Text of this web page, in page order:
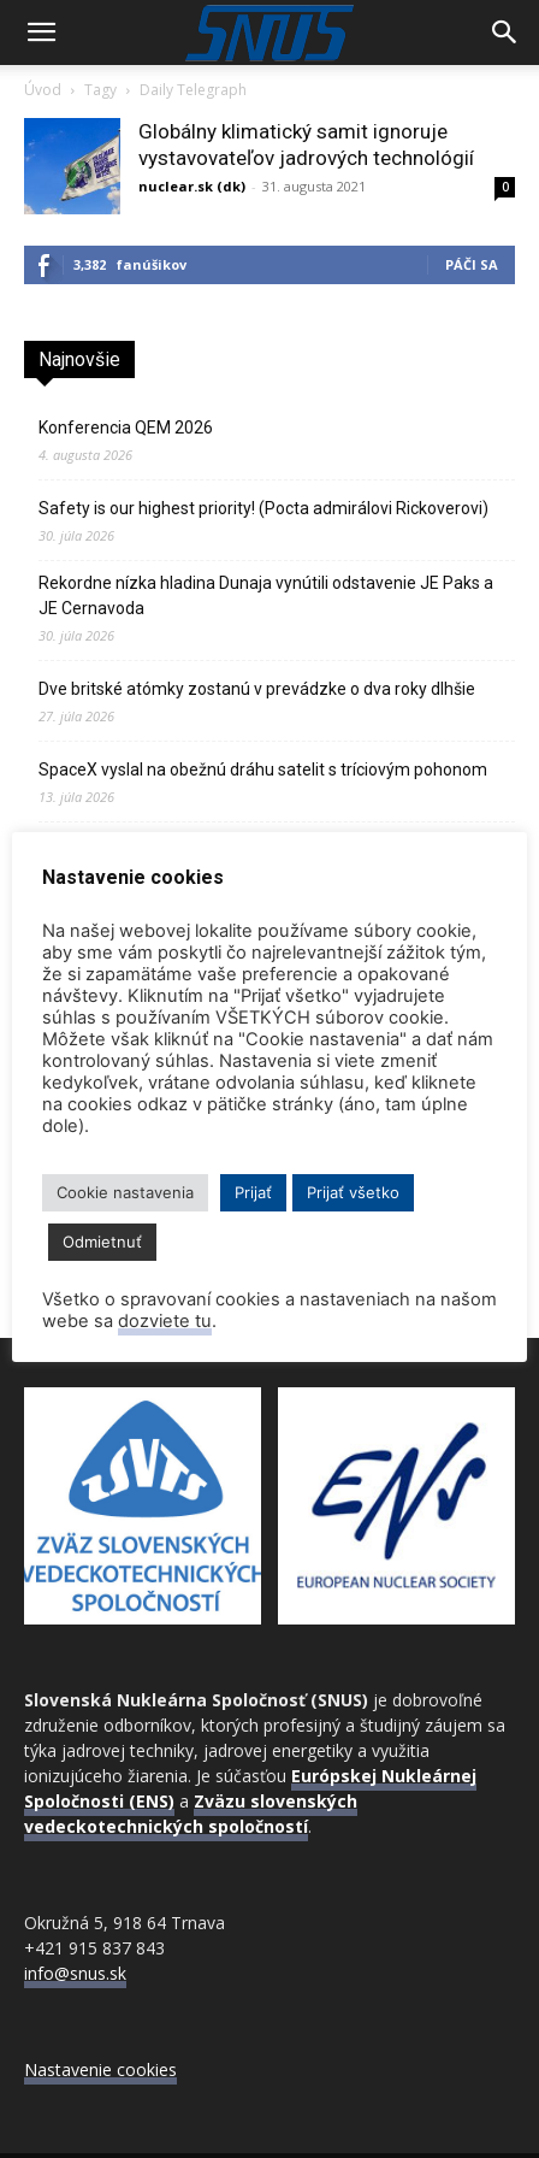
Úvod Tagy Daily Telegraph
Globálny klimatický samit ignoruje
vystavovateľov jadrových technológií
nuclear.sk (dk) - 31. augusta 2021 0
3,382 fanúšikov PÁČI SA
Najnovšie
Konferencia QEM 2026
4. augusta 2026
Safety is our highest priority! (Pocta admirálovi Rickoverovi)
30. júla 2026
Rekordne nízka hladina Dunaja vynútili odstavenie JE Paks a
JE Cernavoda
30. júla 2026
Dve britské atómky zostanú v prevádzke o dva roky dlhšie
27. júla 2026
SpaceX vyslal na obežnú dráhu satelit s tríciovým pohonom
13. júla 2026
2. júla 2026
Palivo v Mochovciach 4: Slovensko upevňuje pozíciu medzi
jadrovou špičkou Európy
2. júla 2026
Startup Helion získal stámilióny na fúznu elektráreň pre
Microsoft
15. júna 2026
Prednáška o jadrovej energetike zaujala študentov aj
9. júna 2026
Povolenie jadrového dozoru pre 4.blok EMO
9. júna 2026
Slovenská Nukleárna Spoločnosť (SNUS) je dobrovoľné
združenie odborníkov, ktorých profesijný a študijný záujem sa
týka jadrovej techniky, jadrovej energetiky a využitia
ionizujúceho žiarenia. Je súčasťou Európskej Nukleárnej
Spoločnosti (ENS) a Zväzu slovenských
vedeckotechnických spoločností.
Okružná 5, 918 64 Trnava
+421 915 837 843
info@snus.sk
Nastavenie cookies
Nastavenie cookies
Na našej webovej lokalite používame súbory cookie,
aby sme vám poskytli čo najrelevantnejší zážitok tým,
že si zapamätáme vaše preferencie a opakované
návštevy. Kliknutím na "Prijať všetko" vyjadrujete
súhlas s používaním VŠETKÝCH súborov cookie.
Môžete však kliknúť na "Cookie nastavenia" a dať nám
kontrolovaný súhlas. Nastavenia si viete zmeniť
kedykoľvek, vrátane odvolania súhlasu, keď kliknete
na cookies odkaz v pätičke stránky (áno, tam úplne
dole).
Cookie nastavenia Prijať Prijať všetko
Odmietnuť
Všetko o spravovaní cookies a nastaveniach na našom
webe sa dozviete tu.